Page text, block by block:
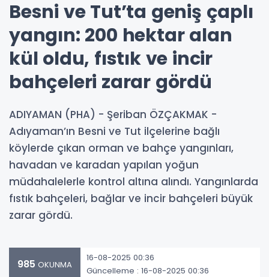
Besni ve Tut’ta geniş çaplı
yangın: 200 hektar alan
kül oldu, fıstık ve incir
bahçeleri zarar gördü
ADIYAMAN (PHA) - Şeriban ÖZÇAKMAK -
Adıyaman’ın Besni ve Tut ilçelerine bağlı
köylerde çıkan orman ve bahçe yangınları,
havadan ve karadan yapılan yoğun
müdahalelerle kontrol altına alındı. Yangınlarda
fıstık bahçeleri, bağlar ve incir bahçeleri büyük
zarar gördü.
985 OKUNMA
16-08-2025 00:36
Güncelleme : 16-08-2025 00:36